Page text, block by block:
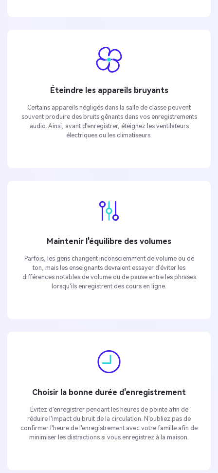
Éteindre les appareils bruyants
Certains appareils négligés dans la salle de classe peuvent
souvent produire des bruits gênants dans vos enregistrements
audio. Ainsi, avant d'enregistrer, éteignez les ventilateurs
électriques ou les climatiseurs.
Maintenir l'équilibre des volumes
Parfois, les gens changent inconsciemment de volume ou de
ton, mais les enseignants devraient essayer d'éviter les
différences notables de volume ou de pause entre les phrases
lorsqu'ils enregistrent des cours en ligne.
Choisir la bonne durée d'enregistrement
Évitez d'enregistrer pendant les heures de pointe afin de
réduire l'impact du bruit de la circulation. N'oubliez pas de
confirmer l'heure de l'enregistrement avec votre famille afin de
minimiser les distractions si vous enregistrez à la maison.